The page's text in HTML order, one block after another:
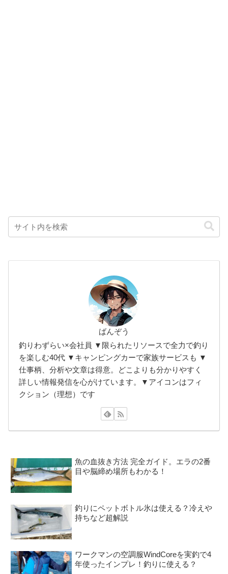
ばんぞう
釣りわずらい×会社員 ▼限られたリソースで全力で釣り
を楽しむ40代 ▼キャンピングカーで家族サービスも ▼
仕事柄、分析や文章は得意。どこよりも分かりやすく
詳しい情報発信を心がけています。▼アイコンはフィ
クション（理想）です
魚の血抜き方法 完全ガイド。エラの2番
目や脳締め場所もわかる！
釣りにペットボトル氷は使える？冷えや
持ちなど超解説
ワークマンの空調服WindCoreを実釣で4
年使ったインプレ！釣りに使える？